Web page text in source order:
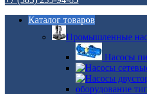
Каталог товаров
Промышленные
Насосы